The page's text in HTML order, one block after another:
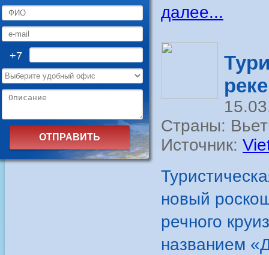
+7
далее...
Страны:
Источник:
новый
речного
названием